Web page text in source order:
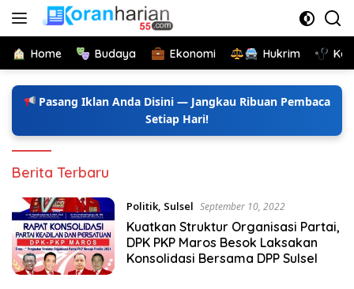
Langsung
Home Budaya Ekonomi Hukrim
Pasang Iklan Anda Disini — Jangkau Ribuan Pembaca
Setiap Hari!
Koran
55
Berita Terbaru
Politik, Sulsel September 10, 2022
Kuatkan Struktur Organisasi Partai,
DPK PKP Maros Besok Laksakan
Konsolidasi Bersama DPP Sulsel